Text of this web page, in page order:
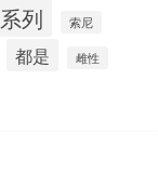
系列 索尼
都是 雌性